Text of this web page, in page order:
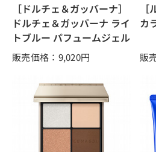
［ドルチェ＆ガッバーナ］
ドルチェ＆ガッバーナ ライ
トブルー パフュームジェル
販売価格：9,020円
カ
販